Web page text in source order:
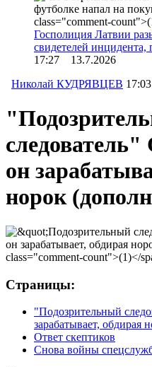
Госполиция Латвии
свидетелей
17:27 13.7.2026
Николай КУДРЯВЦЕВ
он
норок
Страницы:
"Подозрительный
зарабатывает, обдирая
Ответ скептиков
Снова войны